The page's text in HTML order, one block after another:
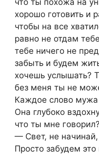
хорошо готовить и
чтобы на все
равно не отдам
тебе ничего не
забыть и будем
хочешь услышать?
без меня ты не
Каждое слово мужа
Она глубоко
что ты мне
— Свет, не
Просто забудем